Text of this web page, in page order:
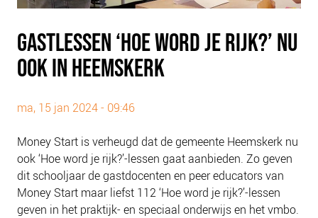
PLINKR NAZORG
SOCIALDEBT
DOORBRAAKMETHODE
COLLECTIEF SCHULDREGELEN
OVER ONS
VISIE EN MISSIE
HET TEAM
GASTLESSEN ‘HOE WORD JE RIJK?’ NU
OOK IN HEEMSKERK
ma, 15 jan 2024 - 09:46
Money Start is verheugd dat de gemeente Heemskerk nu
ook ‘Hoe word je rijk?’-lessen gaat aanbieden. Zo geven
dit schooljaar de gastdocenten en peer educators van
Money Start maar liefst 112 ‘Hoe word je rijk?’-lessen
geven in het praktijk- en speciaal onderwijs en het vmbo.